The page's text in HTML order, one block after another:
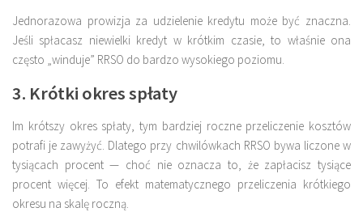
Jednorazowa prowizja za udzielenie kredytu może być znaczna.
Jeśli spłacasz niewielki kredyt w krótkim czasie, to właśnie ona
często „winduje” RRSO do bardzo wysokiego poziomu.
3. Krótki okres spłaty
Im krótszy okres spłaty, tym bardziej roczne przeliczenie kosztów
potrafi je zawyżyć. Dlatego przy chwilówkach RRSO bywa liczone w
tysiącach procent — choć nie oznacza to, że zapłacisz tysiące
procent więcej. To efekt matematycznego przeliczenia krótkiego
okresu na skalę roczną.